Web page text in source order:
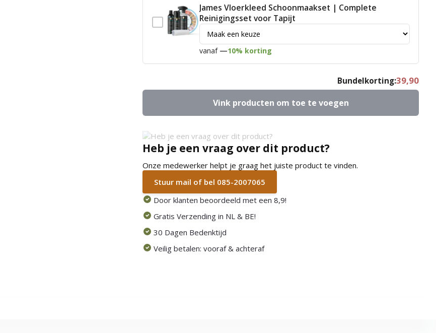
James Vloerkleed Schoonmaakset | Complete
Reinigingsset voor Tapijt
vanaf —10% korting
Bundelkorting:39,90
Vink producten om toe te voegen
Heb je een vraag over dit product?
Onze medewerker helpt je graag het juiste product te vinden.
Stuur mail of bel 085-2007065
Door klanten beoordeeld met een 8,9!
Gratis Verzending in NL & BE!
30 Dagen Bedenktijd
Veilig betalen: vooraf & achteraf